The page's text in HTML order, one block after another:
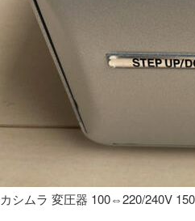
カシムラ 変圧器 100⇔220/240V